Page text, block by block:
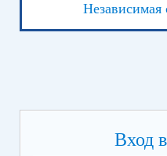
Независимая
Вход